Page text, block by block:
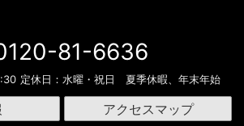
81-6636
定休日：水曜・祝日 夏季休暇、年末年始
アクセスマップ